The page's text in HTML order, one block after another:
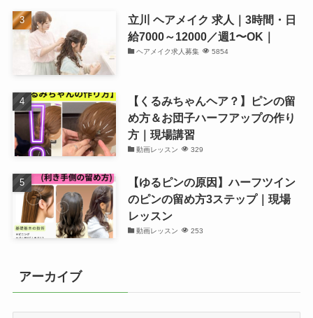
立川 ヘアメイク 求人｜3時間・日
給7000～12000／週1〜OK｜
ヘアメイク求人募集 5854
【くるみちゃんヘア？】ピンの留
め方＆お団子ハーフアップの作り
方｜現場講習
動画レッスン 329
【ゆるピンの原因】ハーフツイン
のピンの留め方3ステップ｜現場
レッスン
動画レッスン 253
アーカイブ